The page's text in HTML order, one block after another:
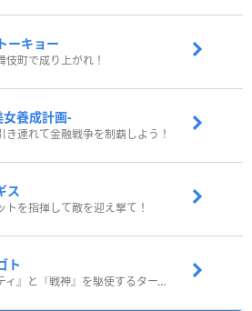
ーキョー
町で成り上がれ！
養成計画-
き連れて金融戦争を制覇しよう！
ス
トを指揮して敵を迎え撃て！
ト
武器の『アビリティ』と『戦神』を駆使するターン制コマンドバトルRPG！